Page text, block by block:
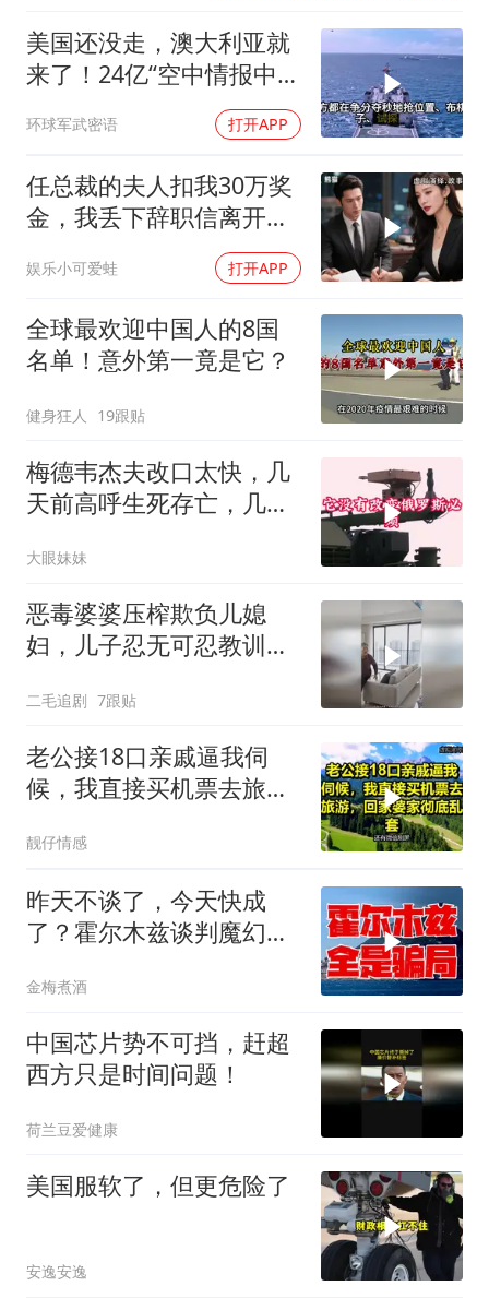
美国还没走，澳大利亚就
来了！24亿“空中情报中
心”刚到手就杀入南海
环球军武密语 打开APP
任总裁的夫人扣我30万奖
金，我丢下辞职信离开，
当晚她慌忙问：甲方只和
你签约
娱乐小可爱蛙 打开APP
全球最欢迎中国人的8国
名单！意外第一竟是它？
健身狂人 19跟贴
梅德韦杰夫改口太快，几
天前高呼生死存亡，几天
大眼妹妹
恶毒婆婆压榨欺负儿媳
妇，儿子忍无可忍教训母
二毛追剧 7跟贴
老公接18口亲戚逼我伺
候，我直接买机票去旅
靓仔情感
昨天不谈了，今天快成
了？霍尔木兹谈判魔幻反
金梅煮酒
中国芯片势不可挡，赶超
西方只是时间问题！
荷兰豆爱健康
美国服软了，但更危险了
安逸安逸